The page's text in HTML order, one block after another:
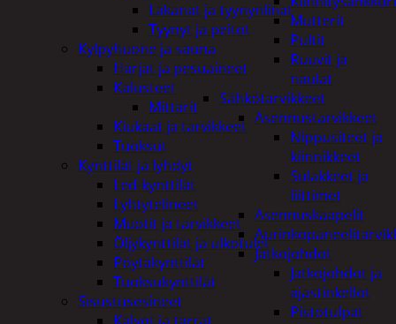
Mutterit
Pultit
Ruuvit ja
naulat
Sähkötarvikkeet
Asennustarvikkeet
Nippusiteet ja
kiinnikkeet
Sulakkeet ja
liittimet
Asennuskaapelit
Jatkojohdot
Jatkojohdot ja
ajastinkellot
Pistotulpat
Lakanat ja tyynynlinat
Tyynyt ja peitot
Kylpyhuone ja sauna
Harjat ja pesuaineet
Kalusteet
Mittarit
Kiukaat ja tarvikkeet
Tuoksut
Kynttilät ja lyhdyt
Led-kynttilät
Lyhtytelineet
Muotit ja tarvikkeet
Öljykynttilät ja ulkotulet
Pöytäkynttilät
Tuoksukynttilät
Sisustusesineet